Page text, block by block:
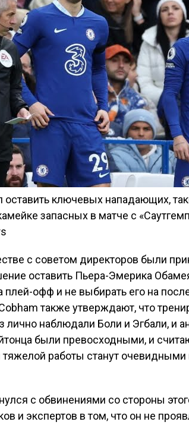
оставить ключевых нападающих,
запасных в матче с
с советом директоров были
оставить Пьера-Эмерика
плей-офф и не выбирать его на
также утверждают, что
лично наблюдали Боли и Эгбали, и
были превосходными, и
тяжелой работы станут очевидными
с обвинениями со стороны
и экспертов в том, что он не